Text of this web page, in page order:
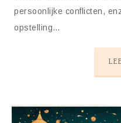
persoonlijke conflicten,
opstelling…